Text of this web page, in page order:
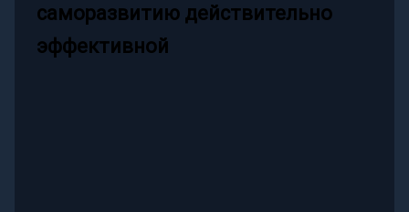
саморазвитию действительно
эффективной